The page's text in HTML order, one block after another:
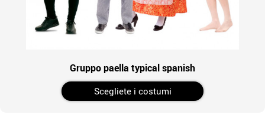
Gruppo paella typical spanish
Scegliete i costumi